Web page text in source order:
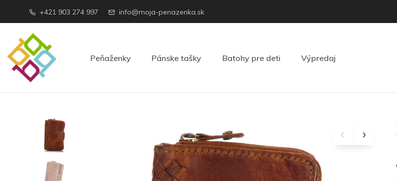
+421 903 274 997 info@moja-penazenka.sk
Peňaženky Pánske tašky Batohy pre deti Výpredaj